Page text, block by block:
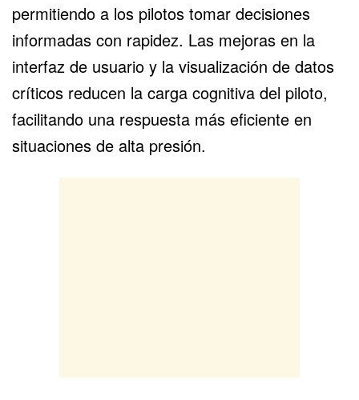
permitiendo a los pilotos tomar decisiones
informadas con rapidez. Las mejoras en la
interfaz de usuario y la visualización de datos
críticos reducen la carga cognitiva del piloto,
facilitando una respuesta más eficiente en
situaciones de alta presión.